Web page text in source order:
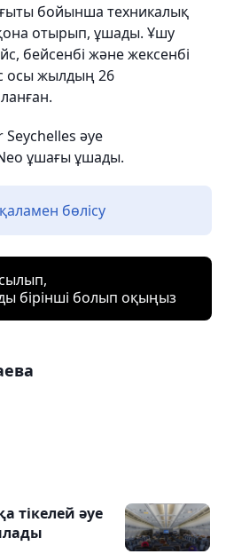
бойынша техникалық
отырып, ұшады. Ұшу
бейсенбі және жексенбі
осы жылдың 26
әуе
ұшағы ұшады.
бөлісу
бірінші болып оқыңыз
тікелей әуе